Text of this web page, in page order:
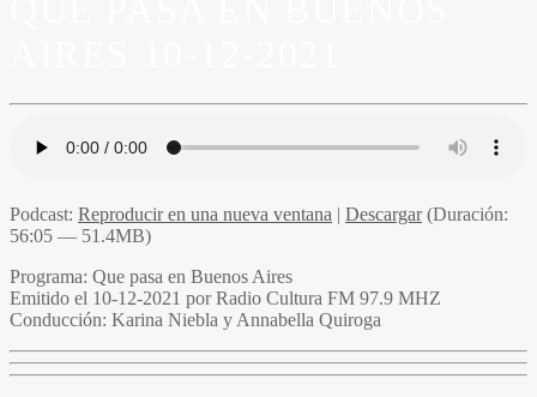
Podcast: Reproducir en una nueva ventana | Descargar(Duración:
56:05 — 51.4MB)
Programa: Que pasa en Buenos Aires
Emitido el 10-12-2021 por Radio Cultura FM 97.9 MHZ
Conducción: Karina Niebla y Annabella Quiroga